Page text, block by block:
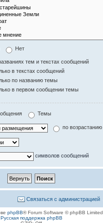
Нет
тем и текстах сообщений
в текстах сообщений
по названию темы
в первом сообщении темы
Темы
по возрастанию
символов сообщений
Связаться с администрацией
phpBB® Forum Software © phpBB Limited
Русская поддержка phpBB